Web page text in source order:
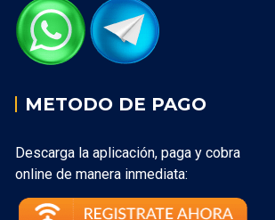
METODO DE PAGO
Descarga la aplicación, paga y cobra
online de manera inmediata: